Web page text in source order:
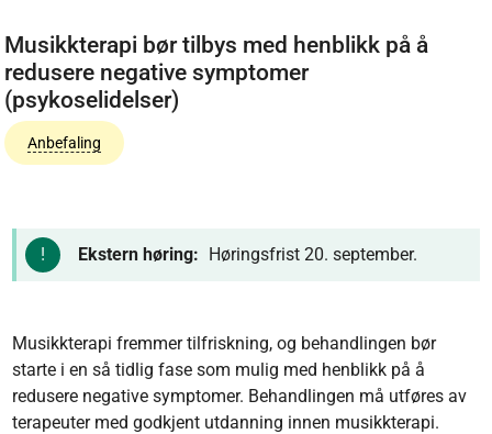
Musikkterapi bør tilbys med henblikk på å
redusere negative symptomer
(psykoselidelser)
Anbefaling
Ekstern høring: Høringsfrist 20. september.
Musikkterapi fremmer tilfriskning, og behandlingen bør
starte i en så tidlig fase som mulig med henblikk på å
redusere negative symptomer. Behandlingen må utføres av
terapeuter med godkjent utdanning innen musikkterapi.